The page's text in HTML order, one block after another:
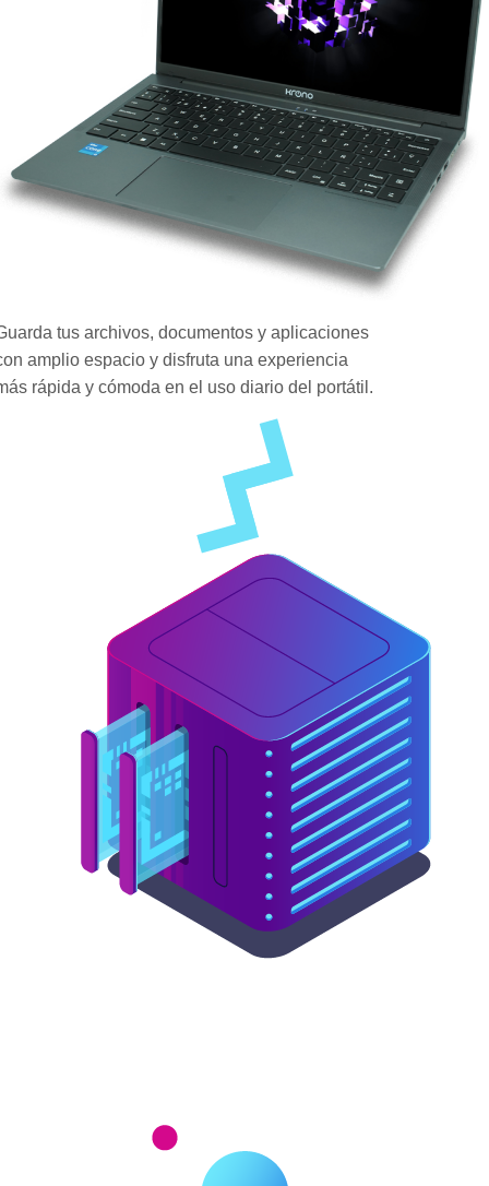
tus archivos, documentos y aplicaciones
amplio espacio y disfruta una experiencia
rápida y cómoda en el uso diario del portátil.